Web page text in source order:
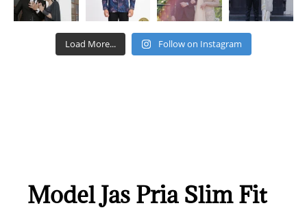
Load More... Follow on Instagram
Model Jas Pria Slim Fit